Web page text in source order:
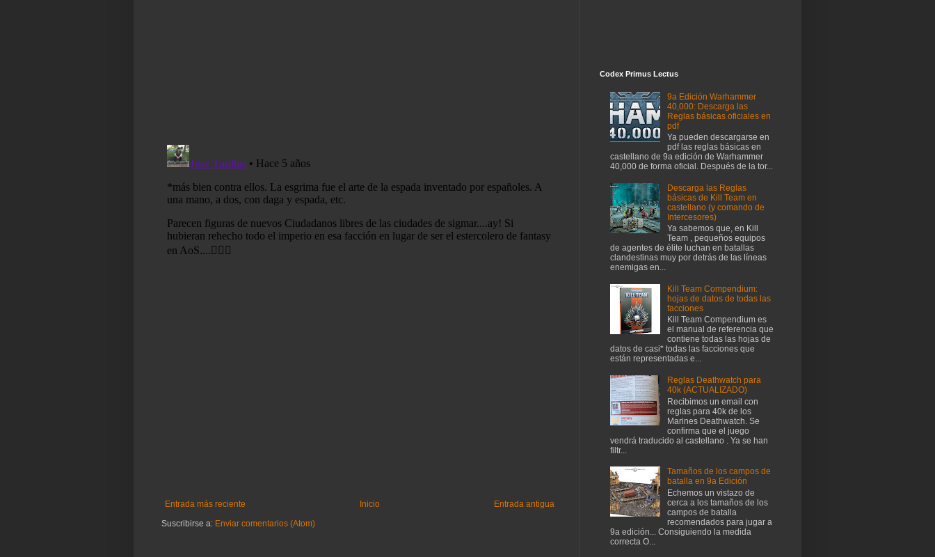
Entrada más reciente Entrada antigua
Inicio
Suscribirse a: Enviar comentarios (Atom)
Codex Primus Lectus
9a Edición Warhammer
40,000: Descarga las
Reglas básicas oficiales en
pdf
Ya pueden descargarse en
pdf las reglas básicas en
castellano de 9a edición de Warhammer
40,000 de forma oficial. Después de la tor...
Descarga las Reglas
básicas de Kill Team en
castellano (y comando de
Intercesores)
Ya sabemos que, en Kill
Team , pequeños equipos
de agentes de élite luchan en batallas
clandestinas muy por detrás de las líneas
enemigas en...
Kill Team Compendium:
hojas de datos de todas las
facciones
Kill Team Compendium es
el manual de referencia que
contiene todas las hojas de
datos de casi* todas las facciones que
están representadas e...
Reglas Deathwatch para
40k (ACTUALIZADO)
Recibimos un email con
reglas para 40k de los
Marines Deathwatch. Se
confirma que el juego
vendrá traducido al castellano . Ya se han
filtr...
Tamaños de los campos de
batalla en 9a Edición
Echemos un vistazo de
cerca a los tamaños de los
campos de batalla
recomendados para jugar a
9a edición... Consiguiendo la medida
correcta O...